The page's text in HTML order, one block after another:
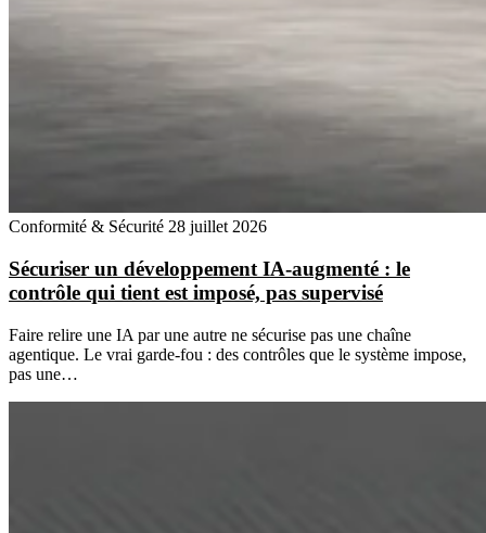
Conformité & Sécurité 28 juillet 2026
Sécuriser un développement IA-augmenté : le
contrôle qui tient est imposé, pas supervisé
Faire relire une IA par une autre ne sécurise pas une chaîne
agentique. Le vrai garde-fou : des contrôles que le système impose,
pas une…